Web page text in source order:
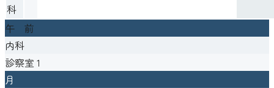
科
午 前
内科
診察室 1
月